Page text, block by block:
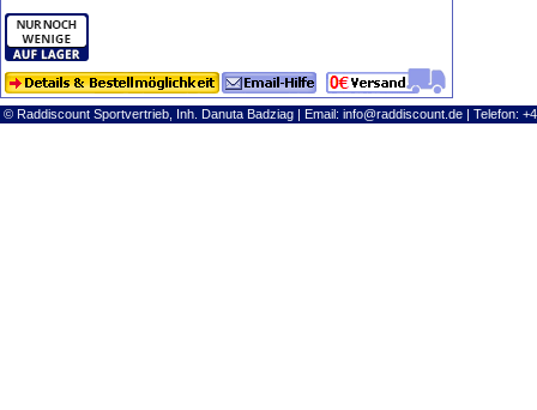
© Raddiscount Sportvertrieb, Inh. Danuta Badziag | Email: info@raddiscount.de | Telefon: